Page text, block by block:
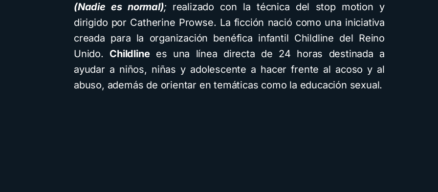
(Nadie es normal); realizado con la técnica del stop motion y
dirigido por Catherine Prowse. La ficción nació como una iniciativa
creada para la organización benéfica infantil Childline del Reino
Unido. Childlinees una línea directa de 24 horas destinada a
ayudar a niños, niñas y adolescente a hacer frente al acoso y al
abuso, además de orientar en temáticas como la educación sexual.